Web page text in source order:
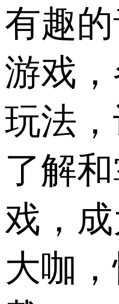
有趣
游戏
玩法
了解
戏，
大咖